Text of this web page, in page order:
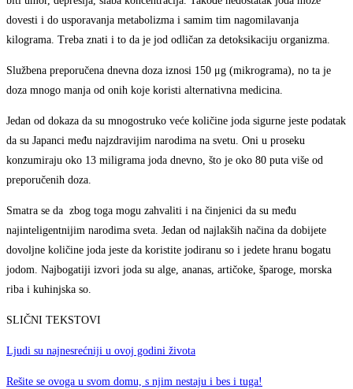
dovesti i do usporavanja metabolizma i samim tim nagomilavanja
kilograma. Treba znati i to da je jod odličan za detoksikaciju organizma.
Službena preporučena dnevna doza iznosi 150 μg (mikrograma), no ta je
doza mnogo manja od onih koje koristi alternativna medicina.
Jedan od dokaza da su mnogostruko veće količine joda sigurne jeste podatak
da su Japanci među najzdravijim narodima na svetu. Oni u proseku
konzumiraju oko 13 miligrama joda dnevno, što je oko 80 puta više od
preporučenih doza.
Smatra se da zbog toga mogu zahvaliti i na činjenici da su među
najinteligentnijim narodima sveta. Jedan od najlakših načina da dobijete
dovoljne količine joda jeste da koristite jodiranu so i jedete hranu bogatu
jodom. Najbogatiji izvori joda su alge, ananas, artičoke, šparoge, morska
riba i kuhinjska so.
SLIČNI TEKSTOVI
Ljudi su najnesrećniji u ovoj godini života
Rešite se ovoga u svom domu, s njim nestaju i bes i tuga!